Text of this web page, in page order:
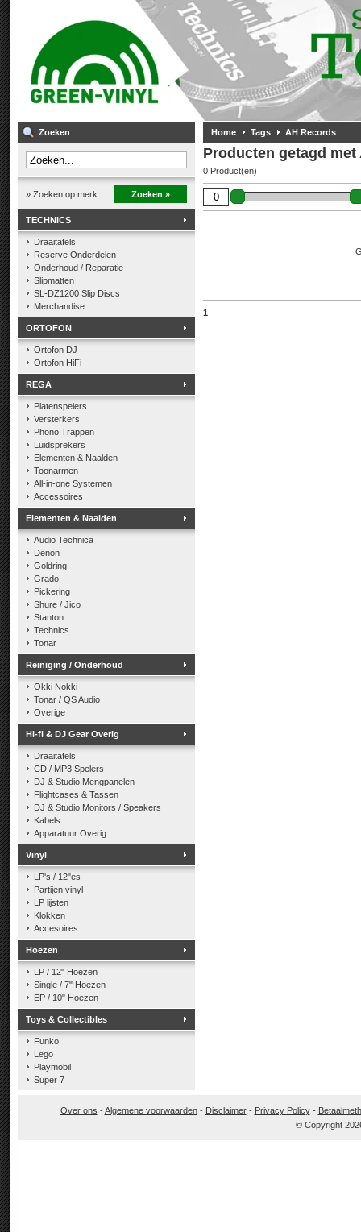
Zoeken
» Zoeken op merk Zoeken »
TECHNICS
Draaitafels
Reserve Onderdelen
Onderhoud / Reparatie
Slipmatten
SL-DZ1200 Slip Discs
Merchandise
ORTOFON
Ortofon DJ
Ortofon HiFi
REGA
Platenspelers
Versterkers
Phono Trappen
Luidsprekers
Elementen & Naalden
Toonarmen
All-in-one Systemen
Accessoires
Elementen & Naalden
Audio Technica
Denon
Goldring
Grado
Pickering
Shure / Jico
Stanton
Technics
Tonar
Reiniging / Onderhoud
Okki Nokki
Tonar / QS Audio
Overige
Hi-fi & DJ Gear Overig
Draaitafels
CD / MP3 Spelers
DJ & Studio Mengpanelen
Flightcases & Tassen
DJ & Studio Monitors / Speakers
Kabels
Apparatuur Overig
Vinyl
LP's / 12"es
Partijen vinyl
LP lijsten
Klokken
Accesoires
Hoezen
LP / 12" Hoezen
Single / 7" Hoezen
EP / 10" Hoezen
Toys & Collectibles
Funko
Lego
Playmobil
Super 7
Home Tags AH Records
Producten getagd met
0 Product(en)
1
Over ons -Algemene voorwaarden- Disclaimer- Privacy Policy-
© Copyright